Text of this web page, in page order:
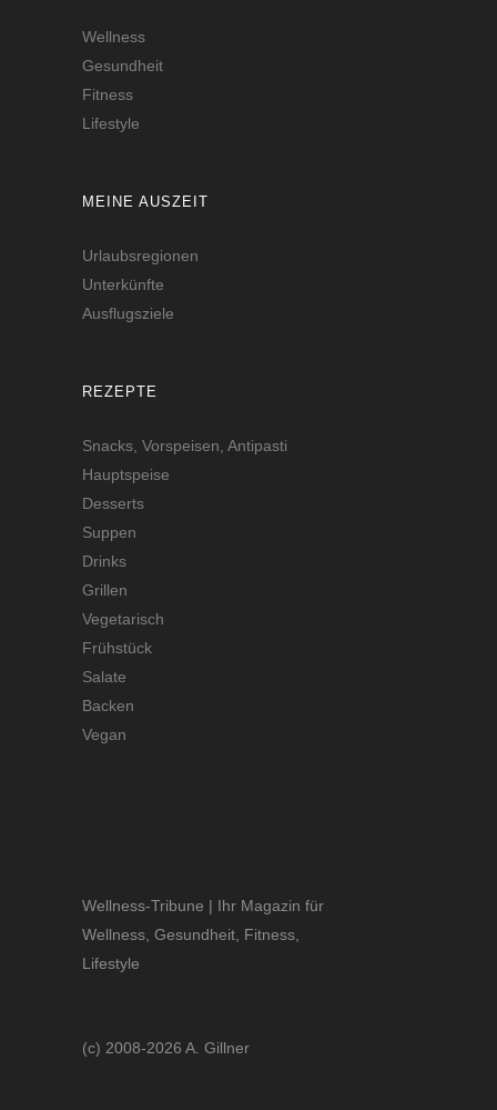
Wellness
Gesundheit
Fitness
Lifestyle
MEINE AUSZEIT
Urlaubsregionen
Unterkünfte
Ausflugsziele
REZEPTE
Snacks, Vorspeisen, Antipasti
Hauptspeise
Desserts
Suppen
Drinks
Grillen
Vegetarisch
Frühstück
Salate
Backen
Vegan
Wellness-Tribune | Ihr Magazin für
Wellness, Gesundheit, Fitness,
Lifestyle
(c) 2008-2026 A. Gillner